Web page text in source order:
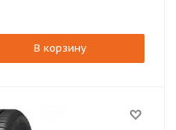
В корзину